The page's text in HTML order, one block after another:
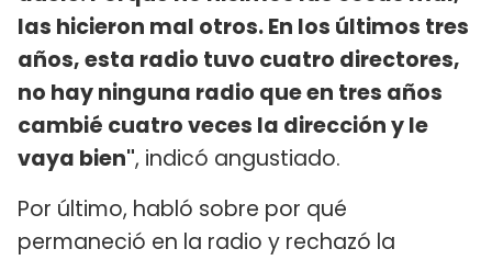
las hicieron mal otros. En los últimos tres
años, esta radio tuvo cuatro directores,
no hay ninguna radio que en tres años
cambié cuatro veces la dirección y le
vaya bien", indicó angustiado.
Por último, habló sobre por qué
permaneció en la radio y rechazó la